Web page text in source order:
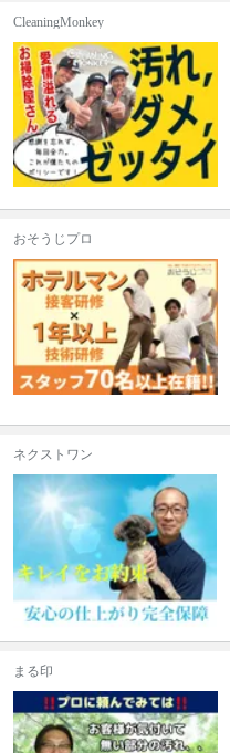
CleaningMonkey
おそうじプロ
ネクストワン
まる印